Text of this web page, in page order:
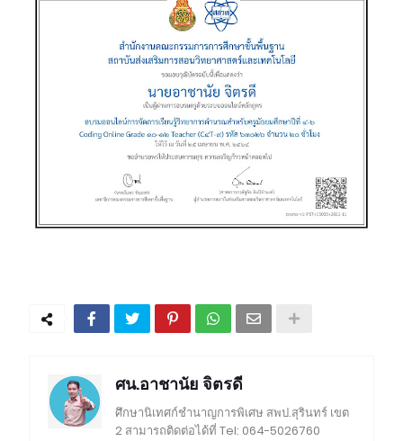
ศน.อาชานัย จิตรดี
ศึกษานิเทศก์ชำนาญการพิเศษ สพป.สุรินทร์ เขต
2 สามารถติดต่อได้ที่ Tel: 064-5026760